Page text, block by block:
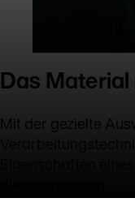
Das Material
Mit der gezielte